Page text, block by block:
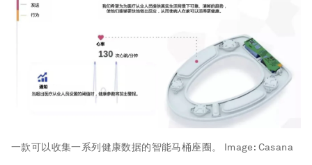
一款可以收集一系列健康数据的智能马桶座圈。 Image: Casana